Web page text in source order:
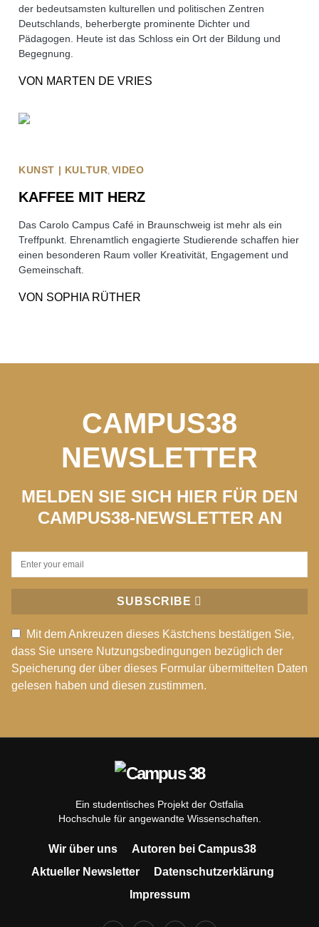
der bedeutsamsten kulturellen und politischen Zentren
Deutschlands, beherbergte prominente Dichter und
Pädagogen. Heute ist das Schloss ein Ort der Bildung und
Begegnung.
VON MARTEN DE VRIES
KUNST | KULTUR VIDEO
KAFFEE MIT HERZ
Das Carolo Campus Café in Braunschweig ist mehr als ein
Treffpunkt. Ehrenamtlich engagierte Studierende schaffen hier
einen besonderen Raum voller Kreativität, Engagement und
Gemeinschaft.
VON SOPHIA RÜTHER
CAMPUS38
NEWSLETTER
MELDEN SIE SICH HIER FÜR DEN
CAMPUS38-NEWSLETTER AN
SUBSCRIBE
Mit dem Ankreuzen dieses Kästchens bestätigen Sie,
dass Sie unsere Nutzungsbedingungen bezüglich der
Speicherung der über dieses Formular übermittelten Daten
gelesen haben und diesen zustimmen.
Ein studentisches Projekt der Ostfalia
Hochschule für angewandte Wissenschaften.
Wir über uns
Autoren bei Campus38
Aktueller Newsletter
Datenschutzerklärung
Impressum